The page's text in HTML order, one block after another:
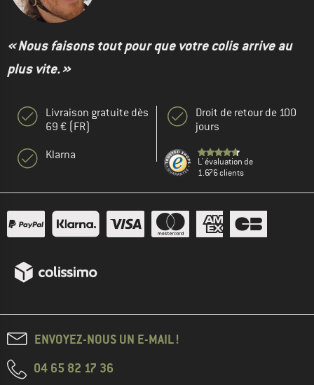
« Nous faisons tout pour que votre colis arrive au
plus vite. »
Livraison gratuite dès
69 € (FR)
Klarna
Droit de retour de 100
jours
L' évaluation de
1.676 clients
ENVOYEZ-NOUS UN E-MAIL !
04 65 82 17 36